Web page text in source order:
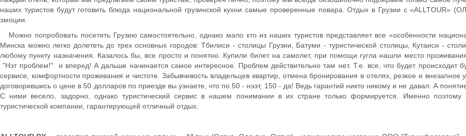
наших туристов будут готовить блюда национальной грузинской кухни самые проверенные повара. Отдых в Грузии с «ALLTOUR»
эмоции.
Можно попробовать посетить Грузию самостоятельно, однако мало кто из наших туристов представляет все «особенности
Минска можно легко долететь до трех основных городов: Тбилиси - столицы Грузии, Батуми - туристической столицы, Кутаиси -
любому пункту назначения. Казалось бы, все просто и понятно. Купили билет на самолет, при помощи гугла нашли место
"Нэт проблем!" и вперед! А дальше начинается самое интересное. Проблем действительно там нет. Т.е. все, что будет происходит
сервисе, комфортности проживания и чистоте. Забывчивость владельцев квартир, отмена бронирования в отелях, резкое и
договорившись о цене в 50 долларов по приезде вы узнаете, что по 50 - нээт, 150 - да! Ведь гарантий никто никому и не давал. А
С ними весело, задорно, однако туристический сервис в нашем понимании в их стране только формируется. Именно поэтому
туристической компании, гарантирующей отличный отдых.